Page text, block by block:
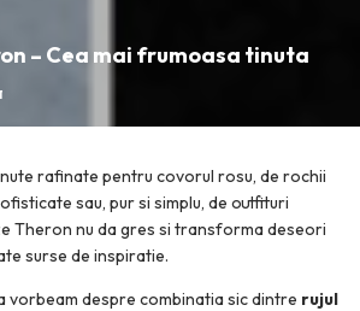
– Cea mai frumoasa tinuta
rafinate pentru covorul rosu, de rochii
sau, pur si simplu, de outfituri
Theron nu da gres si transforma deseori
surse de inspiratie.
vorbeam despre combinatia sic dintre rujul